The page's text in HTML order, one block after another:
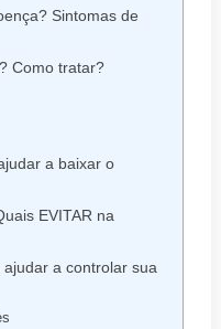
Sintomas de
Como tratar?
a baixar o
EVITAR na
a controlar sua